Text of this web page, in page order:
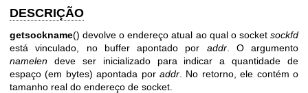
DESCRIÇÃO
getsockname() devolve o endereço atual ao qual o socket sockfd
está vinculado, no buffer apontado por addr. O argumento
namelen deve ser inicializado para indicar a quantidade de
espaço (em bytes) apontada por addr . No retorno, ele contém o
tamanho real do endereço de socket.